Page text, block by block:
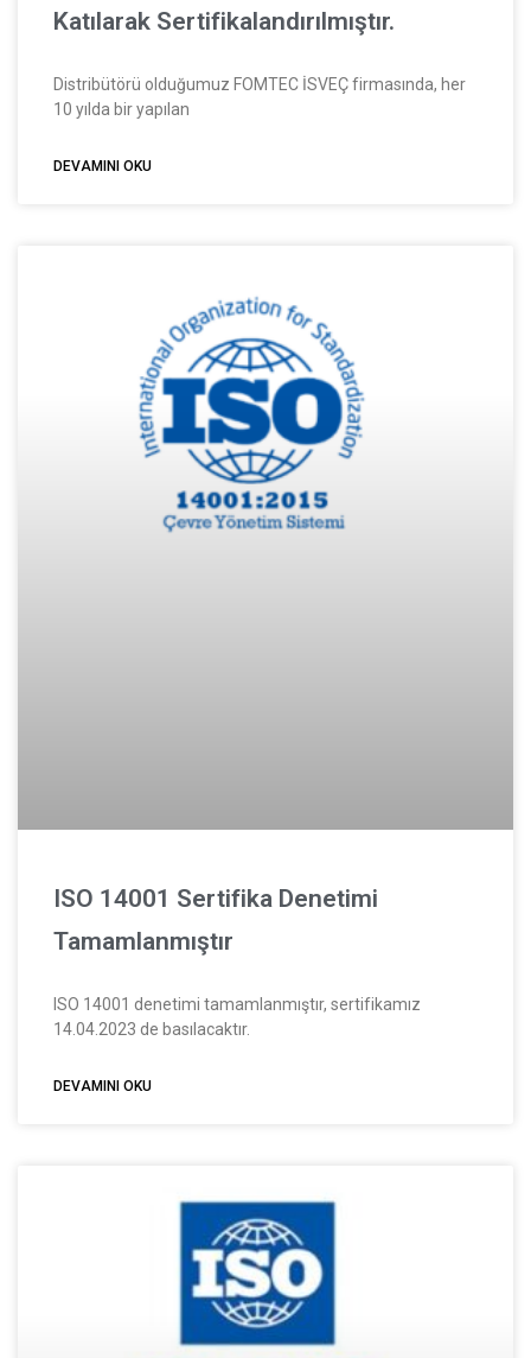
Katılarak Sertifikalandırılmıştır.
Distribütörü olduğumuz FOMTEC İSVEÇ firmasında, her
10 yılda bir yapılan
DEVAMINI OKU
ISO 14001 Sertifika Denetimi
Tamamlanmıştır
ISO 14001 denetimi tamamlanmıştır, sertifikamız
14.04.2023 de basılacaktır.
DEVAMINI OKU